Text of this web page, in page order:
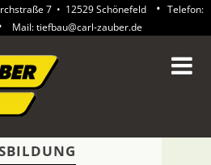
7 • 12529 Schönefeld• Telefon:
Mail:tiefbau@carl-zauber.de